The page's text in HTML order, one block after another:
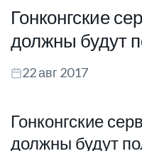
Гонконгские
должны будут
22 авг 2017
Гонконгские
должны будут